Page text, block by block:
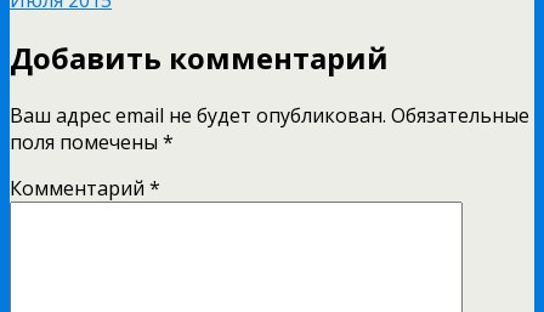
Добавить комментарий
Ваш адрес email не будет опубликован. Обязательные
поля помечены *
Комментарий *